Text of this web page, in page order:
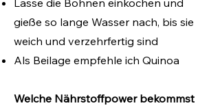
Lasse die Bohnen einkochen und
gieße so lange Wasser nach, bis sie
weich und verzehrfertig sind
Als Beilage empfehle ich Quinoa
Welche Nährstoffpower bekommst